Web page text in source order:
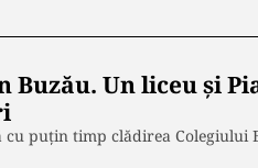
Un liceu și
puțin timp clădirea Colegiului